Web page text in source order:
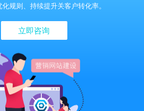
公众号开发
小程序开发
APP开发
名
规则、持续提升关客户转化率。
立即咨询